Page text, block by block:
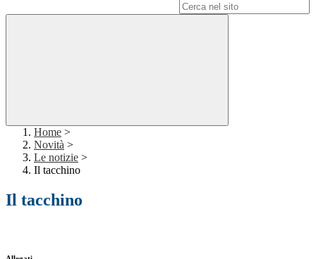
Home >
Novità >
Le notizie >
Il tacchino
Il tacchino